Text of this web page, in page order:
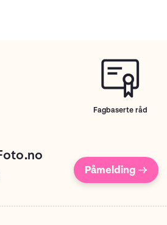
Fagbaserte råd
Påmelding →